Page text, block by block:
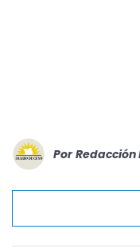
Por Redacción